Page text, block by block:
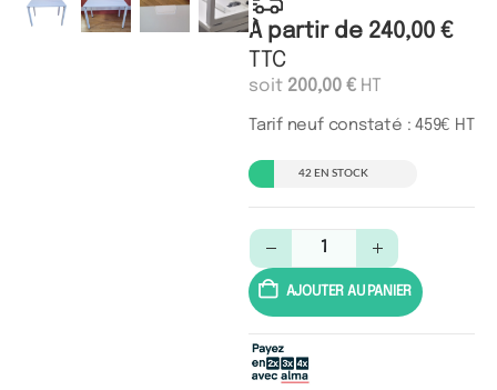
À partir de 240,00 €
TTC
soit 200,00 € HT
Tarif neuf constaté : 459€ HT
42 EN STOCK
AJOUTER AU PANIER